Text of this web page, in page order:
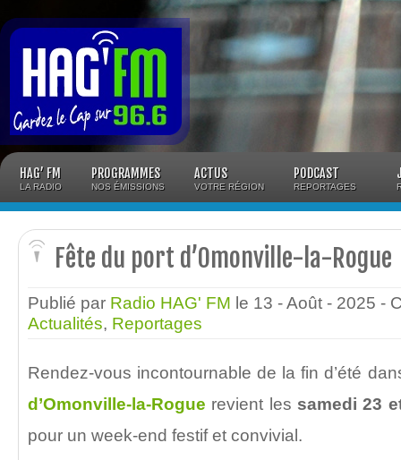
HAG’ FM
LA RADIO
PROGRAMMES
NOS ÉMISSIONS
ACTUS
VOTRE RÉGION
PODCAST
REPORTAGES
Fête du port d’Omonville-la-Rogue
Publié par Radio HAG' FM le 13 - Août - 2025 -
Actualités, Reportages
Rendez-vous incontournable de la fin d’été
d’Omonville-la-Rogue revient les samedi 23
pour un week-end festif et convivial.
Panneau de gestion des cookies